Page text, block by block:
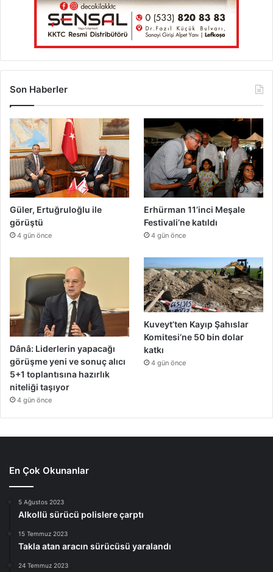
Son Haberler
Güler, Ertuğruloğlu ile
görüştü
4 gün önce
Erhürman 11’inci Meşale
Festivali’ne katıldı
4 gün önce
Dânâ: Liderlerin yapacağı
görüşme yeni ve sonuç alıcı
5+1 toplantısına hazırlık
niteliği taşıyor
4 gün önce
Kuveyt’ten Kayıp Şahıslar
Komitesi’ne 50 bin dolar
katkı
4 gün önce
En Çok Okunanlar
5 Ağustos 2023
Alkollü sürücü polislere çarptı
15 Temmuz 2023
Takla atan aracın sürücüsü yaralandı
24 Temmuz 2023